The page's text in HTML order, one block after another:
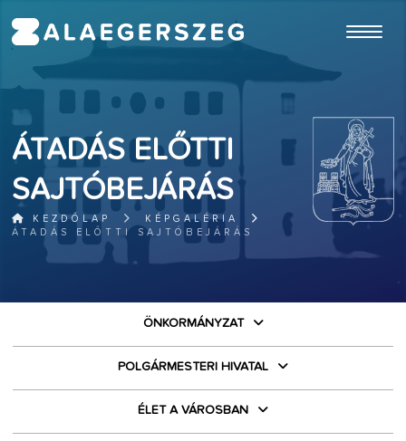
ÁTADÁS ELŐTTI
SAJTÓBEJÁRÁS
KEZDŐLAP
KÉPGALÉRIA
ÁTADÁS ELŐTTI SAJTÓBEJÁRÁS
ÖNKORMÁNYZAT
POLGÁRMESTERI HIVATAL
ÉLET A VÁROSBAN